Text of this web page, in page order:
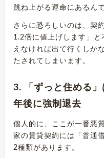
跳ね上がる運命にあるんで
さらに恐ろしいのは、契
1.2倍に値上げします」
えなければ出て行くしか
たされてしまいます。
3. 「ずっと住める
年後に強制退去
個人的に、ここが一番悪
家の賃貸契約には「普通
2種類があります。